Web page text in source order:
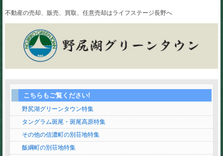
不動産の売却、販売、買取、任意売却はライフステージ長野へ
こちらもご覧ください!
野尻湖グリーンタウン特集
タングラム斑尾・斑尾高原特集
その他の信濃町の別荘地特集
飯綱町の別荘地特集